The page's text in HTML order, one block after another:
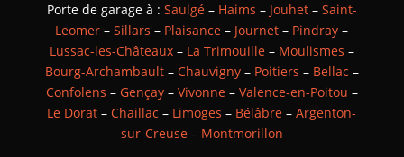
Porte de garage à : Saulgé– Haims – Jouhet– Saint-
Leomer –Sillars – Plaisance – Journet – Pindray –
Lussac-les-Châteaux– La Trimouille– Moulismes –
Bourg-Archambault– Chauvigny– Poitiers – Bellac –
Confolens – Gençay– Vivonne– Valence-en-Poitou –
Le Dorat –Chaillac – Limoges – Bélâbre –Argenton-
sur-Creuse– Montmorillon